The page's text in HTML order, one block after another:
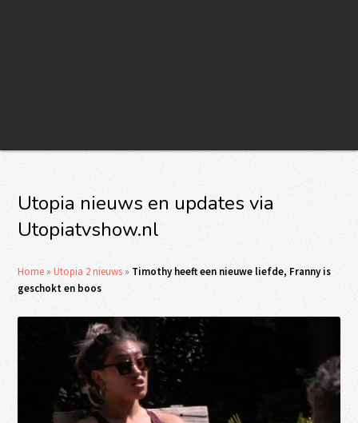
Utopia nieuws en updates via
Utopiatvshow.nl
Home »Utopia 2 nieuws » Timothy heeft een nieuwe liefde, Franny is
geschokt en boos